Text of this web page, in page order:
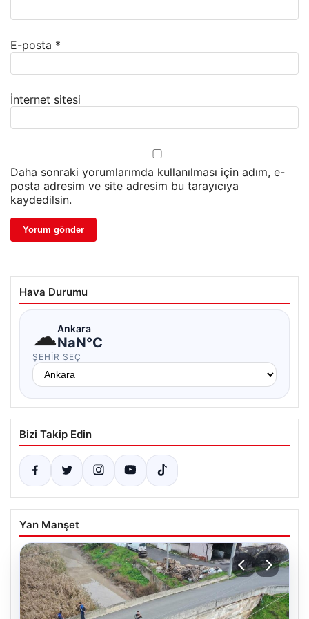
E-posta *
İnternet sitesi
Daha sonraki yorumlarımda kullanılması için adım, e-
posta adresim ve site adresim bu tarayıcıya
kaydedilsin.
Hava Durumu
☁Ankara
NaN°C
ŞEHIR SEÇ
Bizi Takip Edin
Yan Manşet